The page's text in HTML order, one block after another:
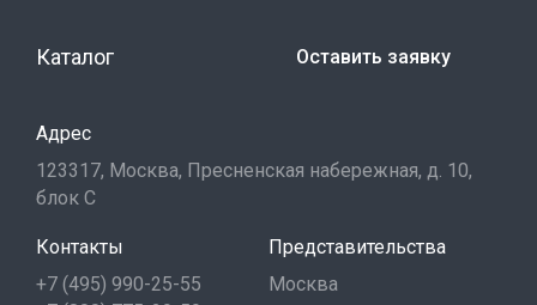
Каталог Оставить заявку
Адрес
123317, Москва, Пресненская набережная, д. 10,
блок С
Контакты
+7 (495) 990-25-55
Представительства
Москва